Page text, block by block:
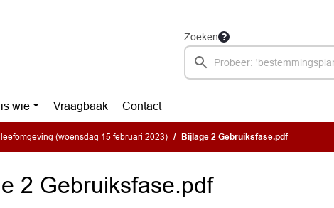
Zoeken
wie Vraagbaak Contact
(woensdag 15 februari 2023) Bijlage 2 Gebruiksfase.pdf
2 Gebruiksfase.pdf